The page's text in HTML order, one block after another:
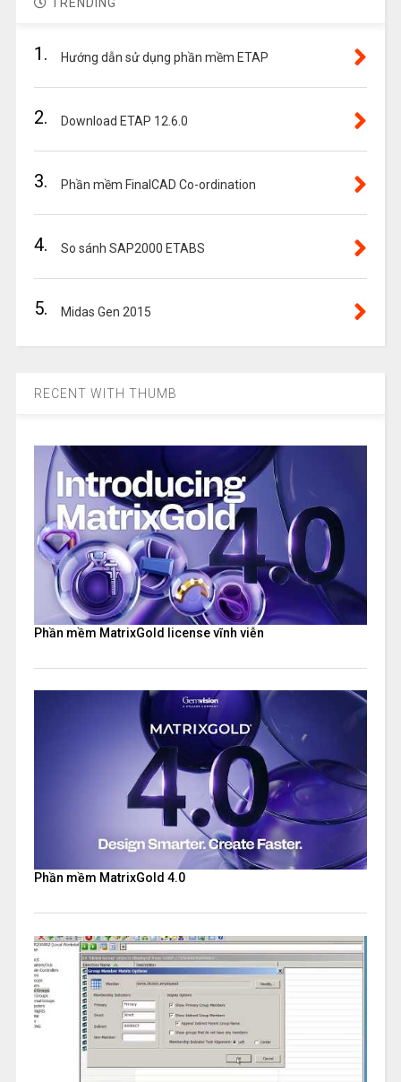
1. Hướng dẫn sử dụng phần mềm ETAP
2. Download ETAP 12.6.0
3. Phần mềm FinalCAD Co-ordination
4. So sánh SAP2000 ETABS
5. Midas Gen 2015
RECENT WITH THUMB
Phần mềm MatrixGold license vĩnh viễn
Phần mềm MatrixGold 4.0